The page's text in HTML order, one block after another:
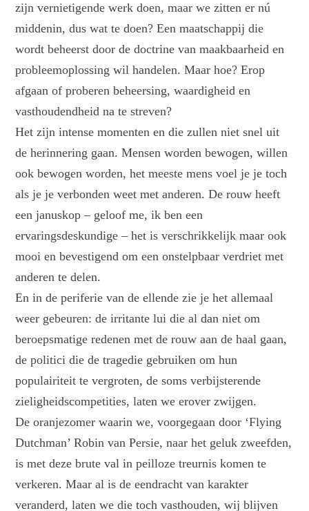
zijn vernietigende werk doen, maar we zitten er nú
middenin, dus wat te doen? Een maatschappij die
wordt beheerst door de doctrine van maakbaarheid en
probleemoplossing wil handelen. Maar hoe? Erop
afgaan of proberen beheersing, waardigheid en
vasthoudendheid na te streven?
Het zijn intense momenten en die zullen niet snel uit
de herinnering gaan. Mensen worden bewogen, willen
ook bewogen worden, het meeste mens voel je je toch
als je je verbonden weet met anderen. De rouw heeft
een januskop – geloof me, ik ben een
ervaringsdeskundige – het is verschrikkelijk maar ook
mooi en bevestigend om een onstelpbaar verdriet met
anderen te delen.
En in de periferie van de ellende zie je het allemaal
weer gebeuren: de irritante lui die al dan niet om
beroepsmatige redenen met de rouw aan de haal gaan,
de politici die de tragedie gebruiken om hun
populairiteit te vergroten, de soms verbijsterende
zieligheidscompetities, laten we erover zwijgen.
De oranjezomer waarin we, voorgegaan door ‘Flying
Dutchman’ Robin van Persie, naar het geluk zweefden,
is met deze brute val in peilloze treurnis komen te
verkeren. Maar al is de eendracht van karakter
veranderd, laten we die toch vasthouden, wij blijven